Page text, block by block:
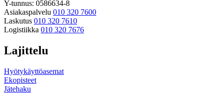
Y-tunnus: 0586634-8
Asiakaspalvelu 010 320 7600
Laskutus 010 320 7610
Logistiikka 010 320 7676
Lajittelu
Hyötykäyttöasemat
Ekopisteet
Jätehaku